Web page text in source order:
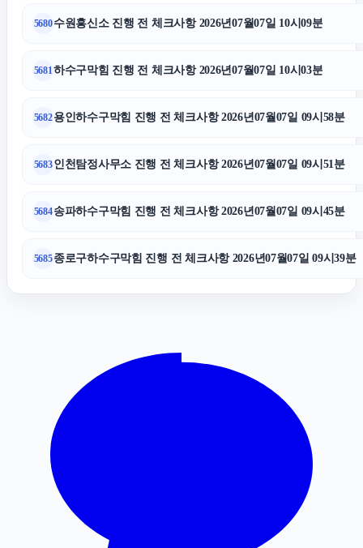
부산휴대폰성지
서초성범죄전문변호사
서울성범죄전문변호사
5680수원흥신소 진행 전 체크사항 2026년07월07일 10시09분
5681 하수구막힘 진행 전 체크사항 2026년07월07일 10시03분
5682용인하수구막힘 진행 전 체크사항 2026년07월07일 09시58분
5683인천탐정사무소 진행 전 체크사항 2026년07월07일 09시51분
5684송파하수구막힘 진행 전 체크사항 2026년07월07일 09시45분
5685종로구하수구막힘 진행 전 체크사항 2026년07월07일 09시39분